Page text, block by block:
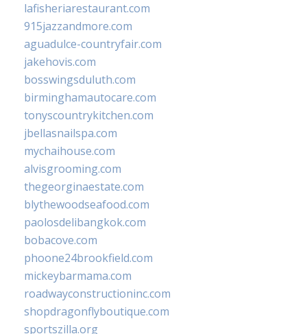
lafisheriarestaurant.com
915jazzandmore.com
aguadulce-countryfair.com
jakehovis.com
bosswingsduluth.com
birminghamautocare.com
tonyscountrykitchen.com
jbellasnailspa.com
mychaihouse.com
alvisgrooming.com
thegeorginaestate.com
blythewoodseafood.com
paolosdelibangkok.com
bobacove.com
phoone24brookfield.com
mickeybarmama.com
roadwayconstructioninc.com
shopdragonflyboutique.com
sportszilla.org